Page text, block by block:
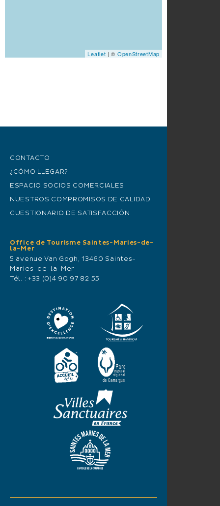
Leaflet | © OpenStreetMap
CONTACTO
¿CÓMO LLEGAR?
ESPACIO SOCIOS COMERCIALES
NUESTROS COMPROMISOS DE CALIDAD
CUESTIONARIO DE SATISFACCIÓN
Office de Tourisme Saintes-Maries-de-
la-Mer
5 avenue Van Gogh, 13460 Saintes-
Maries-de-la-Mer
Tél. : +33 (0)4 90 97 82 55